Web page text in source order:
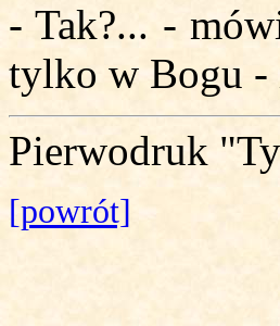
- Tak?... -
tylko w Bogu -
Pierwodruk
[powrót]